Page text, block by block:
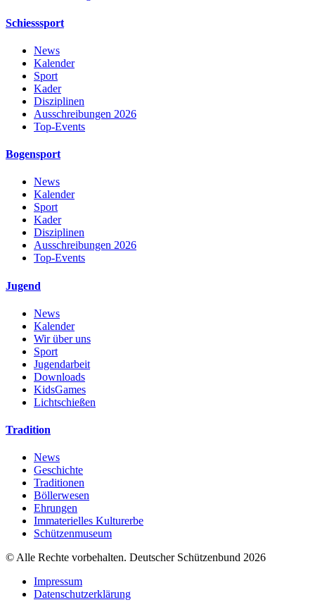
Schiesssport
News
Kalender
Sport
Kader
Disziplinen
Ausschreibungen 2026
Top-Events
Bogensport
News
Kalender
Sport
Kader
Disziplinen
Ausschreibungen 2026
Top-Events
Jugend
News
Kalender
Wir über uns
Sport
Jugendarbeit
Downloads
KidsGames
Lichtschießen
Tradition
News
Geschichte
Traditionen
Böllerwesen
Ehrungen
Immaterielles Kulturerbe
Schützenmuseum
© Alle Rechte vorbehalten. Deutscher Schützenbund 2026
Impressum
Datenschutzerklärung